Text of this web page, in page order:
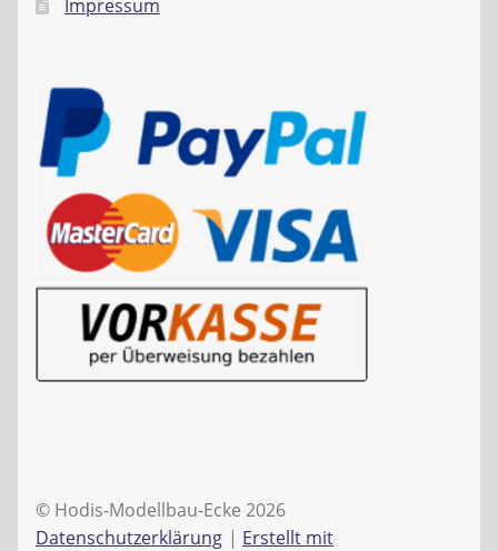
Impressum
© Hodis-Modellbau-Ecke 2026
Datenschutzerklärung
Erstellt mit